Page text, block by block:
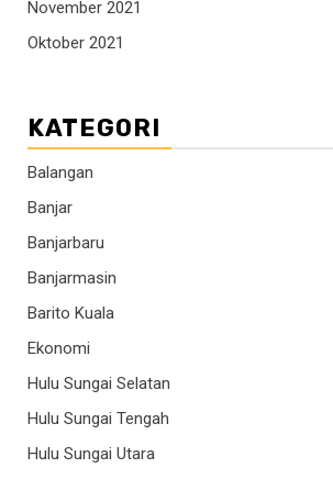
November 2021
Oktober 2021
KATEGORI
Balangan
Banjar
Banjarbaru
Banjarmasin
Barito Kuala
Ekonomi
Hulu Sungai Selatan
Hulu Sungai Tengah
Hulu Sungai Utara